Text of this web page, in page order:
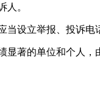
人。
设立举报、投诉电
显著的单位和个人